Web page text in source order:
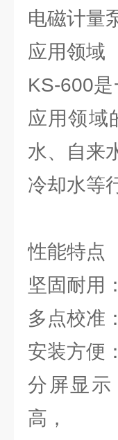
电磁计量
应用领域
KS-600
应用领域
水、自来
冷却水等
性能特点
坚固耐用：
多点校准
安装方便
分屏显
高，